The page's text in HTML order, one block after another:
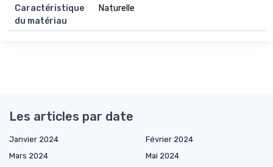
Caractéristique
du matériau
Naturelle
Les articles par date
Janvier 2024
Février 2024
Mars 2024
Mai 2024